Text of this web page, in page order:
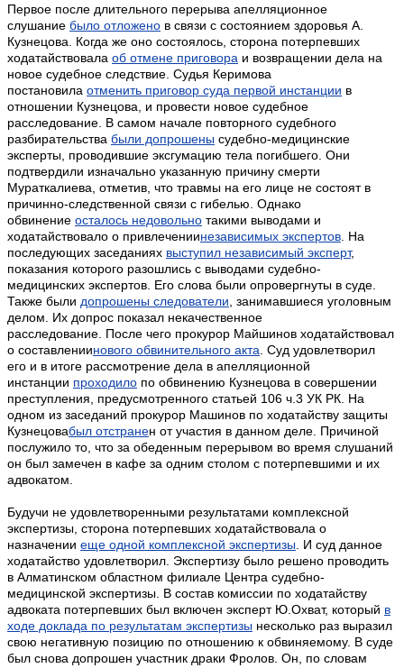
Первое после длительного перерыва апелляционное
слушание было отложено в связи с состоянием здоровья А.
Кузнецова. Когда же оно состоялось, сторона потерпевших
ходатайствовала об отмене приговора и возвращении дела на
новое судебное следствие. Судья Керимова
постановила отменить приговор суда первой инстанции в
отношении Кузнецова, и провести новое судебное
расследование. В самом начале повторного судебного
разбирательства были допрошены судебно-медицинские
эксперты, проводившие эксгумацию тела погибшего. Они
подтвердили изначально указанную причину смерти
Мураткалиева, отметив, что травмы на его лице не состоят в
причинно-следственной связи с гибелью. Однако
обвинение осталось недовольно такими выводами и
ходатайствовало о привлечениинезависимых экспертов . На
последующих заседаниях выступил независимый эксперт,
показания которого разошлись с выводами судебно-
медицинских экспертов. Его слова были опровергнуты в суде.
Также были допрошены следователи , занимавшиеся уголовным
делом. Их допрос показал некачественное
расследование. После чего прокурор Майшинов ходатайствовал
о составлениинового обвинительного акта . Суд удовлетворил
его и в итоге рассмотрение дела в апелляционной
инстанции проходило по обвинению Кузнецова в совершении
преступления, предусмотренного статьей 106 ч.3 УК РК. На
одном из заседаний прокурор Машинов по ходатайству защиты
Кузнецовабыл отстранен от участия в данном деле. Причиной
послужило то, что за обеденным перерывом во время слушаний
он был замечен в кафе за одним столом с потерпевшими и их
адвокатом.
Будучи не удовлетворенными результатами комплексной
экспертизы, сторона потерпевших ходатайствовала о
назначении еще одной комплексной экспертизы . И суд данное
ходатайство удовлетворил. Экспертизу было решено проводить
в Алматинском областном филиале Центра судебно-
медицинской экспертизы. В состав комиссии по ходатайству
адвоката потерпевших был включен эксперт Ю.Охват, который в
ходе доклада по результатам экспертизы несколько раз выразил
свою негативную позицию по отношению к обвиняемому. В суде
был снова допрошен участник драки Фролов. Он, по словам